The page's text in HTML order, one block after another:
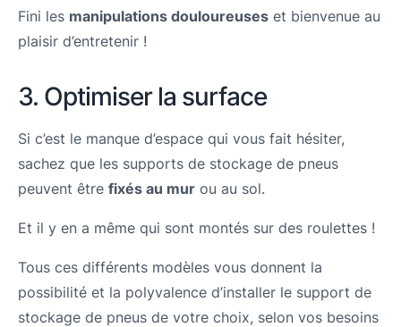
Fini les manipulations douloureuses et bienvenue au
plaisir d’entretenir !
3. Optimiser la surface
Si c’est le manque d’espace qui vous fait hésiter,
sachez que les supports de stockage de pneus
peuvent être fixés au mur ou au sol.
Et il y en a même qui sont montés sur des roulettes !
Tous ces différents modèles vous donnent la
possibilité et la polyvalence d’installer le support de
stockage de pneus de votre choix, selon vos besoins